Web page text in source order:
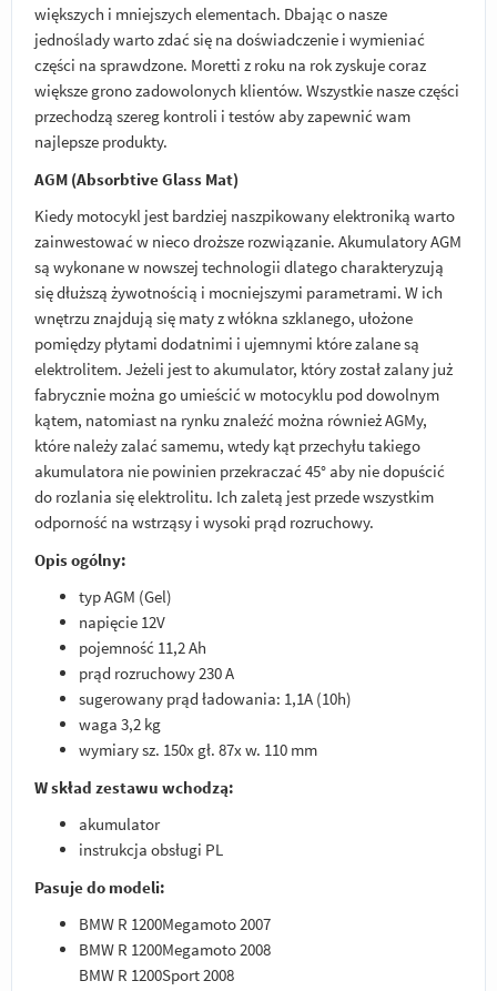
większych i mniejszych elementach. Dbając o nasze
jednoślady warto zdać się na doświadczenie i wymieniać
części na sprawdzone. Moretti z roku na rok zyskuje coraz
większe grono zadowolonych klientów. Wszystkie nasze części
przechodzą szereg kontroli i testów aby zapewnić wam
najlepsze produkty.
AGM (Absorbtive Glass Mat)
Kiedy motocykl jest bardziej naszpikowany elektroniką warto
zainwestować w nieco droższe rozwiązanie. Akumulatory AGM
są wykonane w nowszej technologii dlatego charakteryzują
się dłuższą żywotnością i mocniejszymi parametrami. W ich
wnętrzu znajdują się maty z włókna szklanego, ułożone
pomiędzy płytami dodatnimi i ujemnymi które zalane są
elektrolitem. Jeżeli jest to akumulator, który został zalany już
fabrycznie można go umieścić w motocyklu pod dowolnym
kątem, natomiast na rynku znaleźć można również AGMy,
które należy zalać samemu, wtedy kąt przechyłu takiego
akumulatora nie powinien przekraczać 45° aby nie dopuścić
do rozlania się elektrolitu. Ich zaletą jest przede wszystkim
odporność na wstrząsy i wysoki prąd rozruchowy.
Opis ogólny:
typ AGM (Gel)
napięcie 12V
pojemność 11,2 Ah
prąd rozruchowy 230 A
sugerowany prąd ładowania: 1,1A (10h)
waga 3,2 kg
wymiary sz. 150x gł. 87x w. 110 mm
W skład zestawu wchodzą:
akumulator
instrukcja obsługi PL
Pasuje do modeli:
BMW R 1200Megamoto 2007
BMW R 1200Megamoto 2008
BMW R 1200Sport 2008